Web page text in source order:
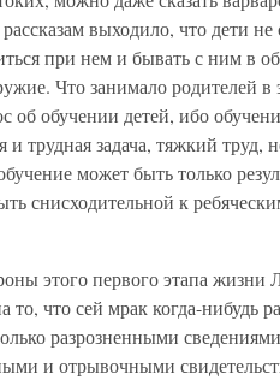
выходило, что дети
при нем и бывать с ним в
Что занимало родителей
об обучении детей, ибо
трудная задача, тяжкий труд,
может быть только
снисходительной к
этого первого этапа
что сей мрак когда-нибудь
разрозненными
и отрывочными